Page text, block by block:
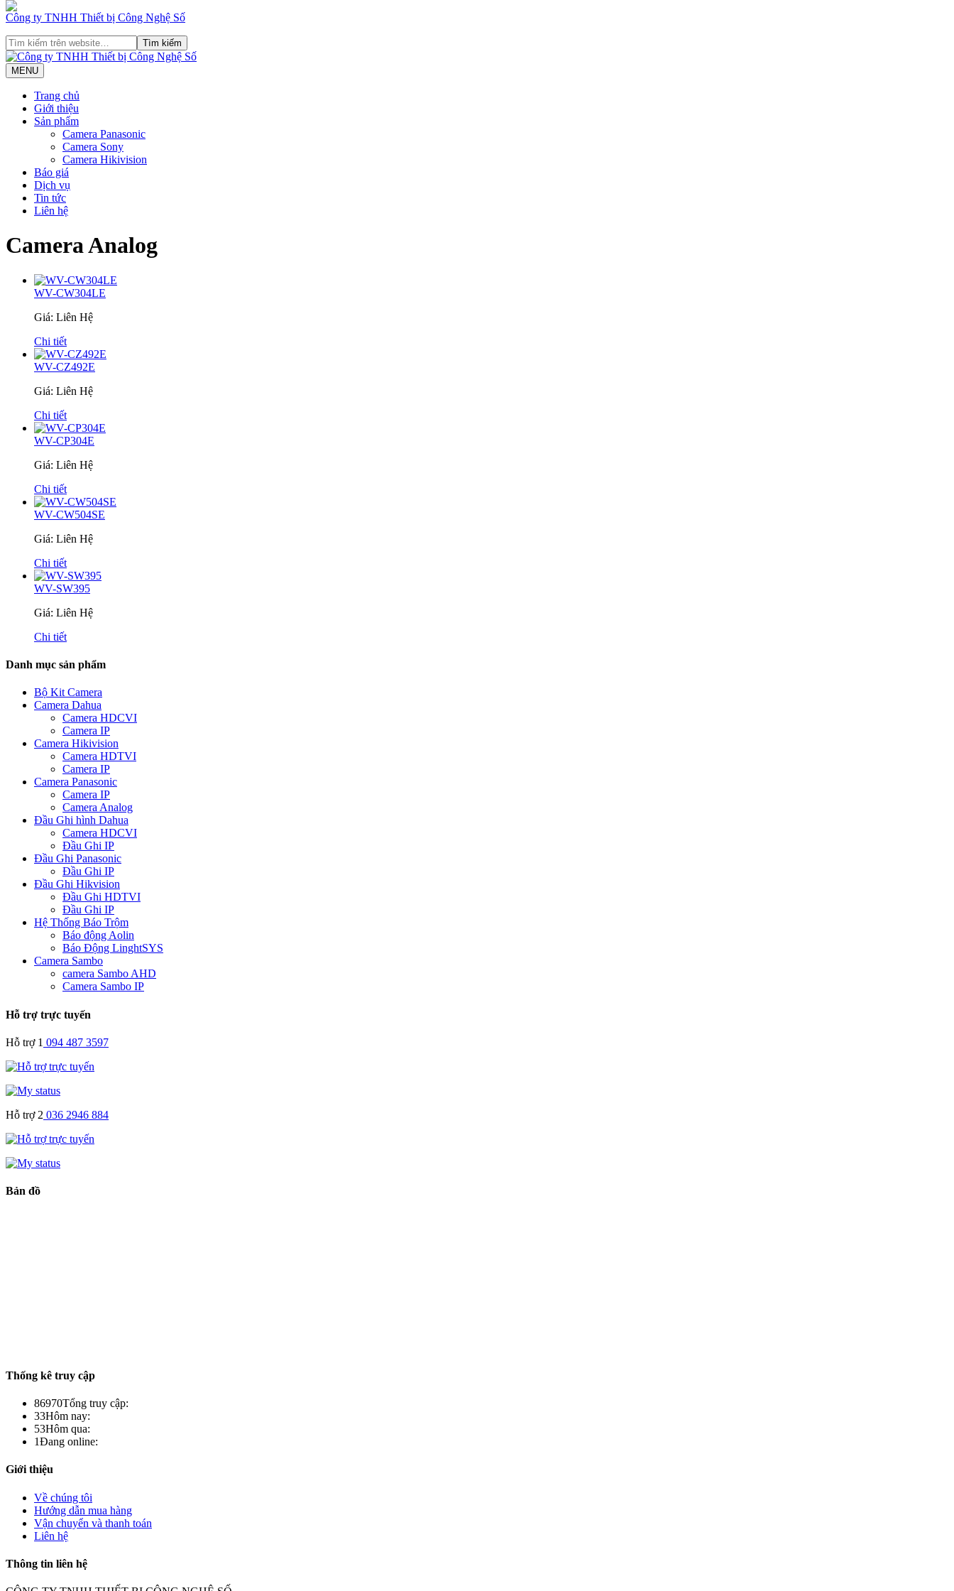
Công ty TNHH Thiết bị Công Nghệ Số
MENU
Trang chủ
Giới thiệu
Sản phẩm
Camera Panasonic
Camera Sony
Camera Hikivision
Báo giá
Dịch vụ
Tin tức
Liên hệ
Camera Analog
WV-CW304LE
Giá: Liên Hệ
Chi tiết
WV-CZ492E
Giá: Liên Hệ
Chi tiết
WV-CP304E
Giá: Liên Hệ
Chi tiết
WV-CW504SE
Giá: Liên Hệ
Chi tiết
WV-SW395
Giá: Liên Hệ
Chi tiết
Danh mục sản phẩm
Bộ Kit Camera
Camera Dahua
Camera HDCVI
Camera IP
Camera Hikivision
Camera HDTVI
Camera IP
Camera Panasonic
Camera IP
Camera Analog
Đầu Ghi hình Dahua
Camera HDCVI
Đầu Ghi IP
Đầu Ghi Panasonic
Đầu Ghi IP
Đầu Ghi Hikvision
Đầu Ghi HDTVI
Đầu Ghi IP
Hệ Thống Báo Trộm
Báo động Aolin
Báo Động LinghtSYS
Camera Sambo
camera Sambo AHD
Camera Sambo IP
Hỗ trợ trực tuyến
Hỗ trợ 1 094 487 3597
Hỗ trợ 2 036 2946 884
Bản đồ
Thống kê truy cập
86970Tổng truy cập:
33Hôm nay:
53Hôm qua:
1Đang online:
Giới thiệu
Về chúng tôi
Hướng dẫn mua hàng
Vận chuyển và thanh toán
Liên hệ
Thông tin liên hệ